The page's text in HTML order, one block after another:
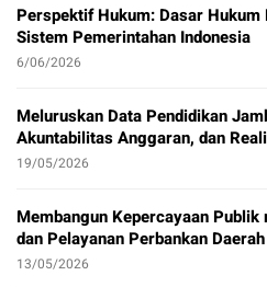
Perspektif Hukum: Dasar
Sistem Pemerintahan Indonesia
6/06/2026
Meluruskan Data Pendidikan
Akuntabilitas Anggaran, dan
19/05/2026
Membangun Kepercayaan
dan Pelayanan Perbankan Daerah
13/05/2026